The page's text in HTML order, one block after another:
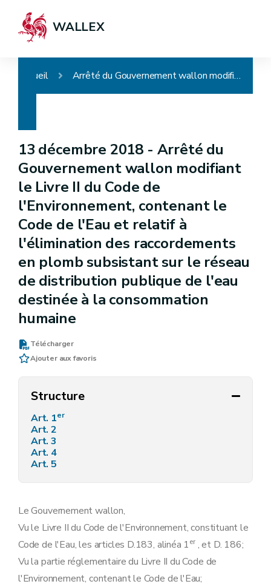
WALLEX
Accueil Arrêté du Gouvernement wallon modifiant le Livre II du Code de l'Environnement, contenant le Code de l'Eau et relatif à l'élimination des raccordements en plomb subsistant sur le réseau de distribution publique de l'eau destinée à la consommation humaine
13 décembre 2018 - Arrêté du
Gouvernement wallon modifiant
le Livre II du Code de
l'Environnement, contenant le
Code de l'Eau et relatif à
l'élimination des raccordements
en plomb subsistant sur le réseau
de distribution publique de l'eau
destinée à la consommation
humaine
Télécharger
Ajouter aux favoris
Structure
Art. 1er
Art. 2
Art. 3
Art. 4
Art. 5
Le Gouvernement wallon,
Vu le Livre II du Code de l'Environnement, constituant le
Code de l'Eau, les articles D.183, alinéa 1er, et D. 186;
Vu la partie réglementaire du Livre II du Code de
l'Environnement, contenant le Code de l'Eau;